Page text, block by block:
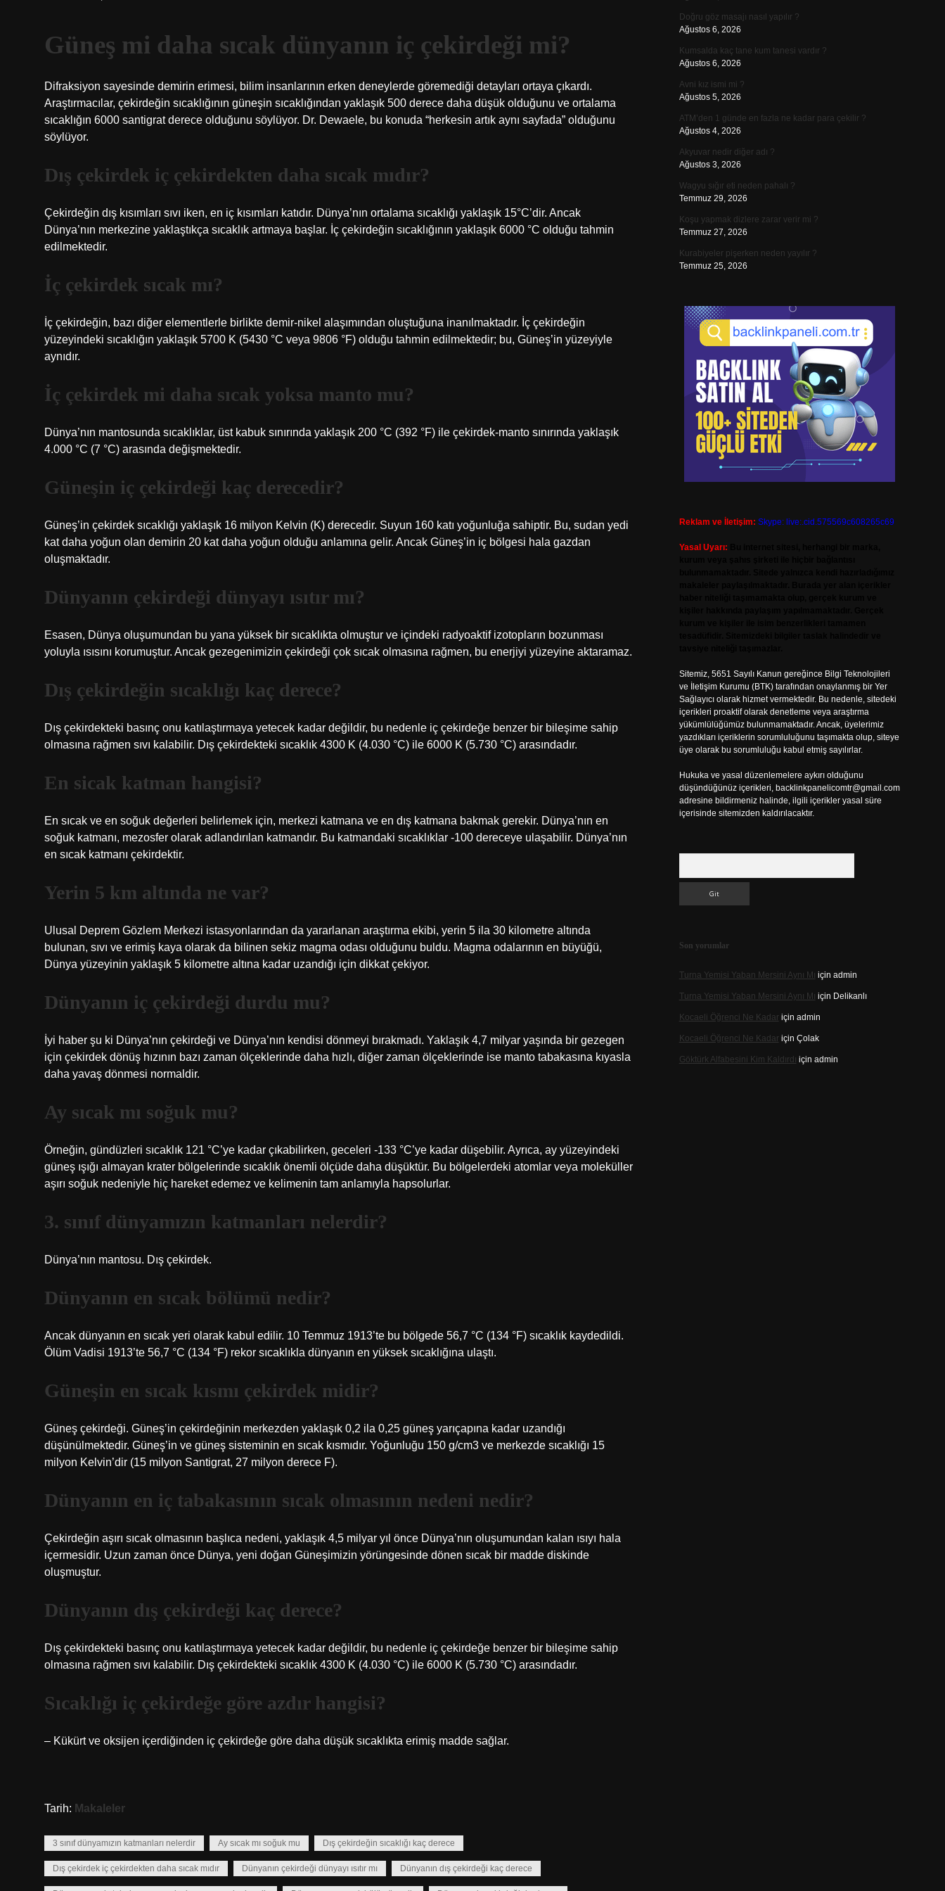
Güneş mi daha sıcak dünyanın iç çekirdeği mi?
Difraksiyon sayesinde demirin erimesi, bilim insanlarının erken deneylerde göremediği detayları ortaya çıkardı.
Araştırmacılar, çekirdeğin sıcaklığının güneşin sıcaklığından yaklaşık 500 derece daha düşük olduğunu ve ortalama
sıcaklığın 6000 santigrat derece olduğunu söylüyor. Dr. Dewaele, bu konuda “herkesin artık aynı sayfada” olduğunu
söylüyor.
Dış çekirdek iç çekirdekten daha sıcak mıdır?
Çekirdeğin dış kısımları sıvı iken, en iç kısımları katıdır. Dünya’nın ortalama sıcaklığı yaklaşık 15°C’dir. Ancak
Dünya’nın merkezine yaklaştıkça sıcaklık artmaya başlar. İç çekirdeğin sıcaklığının yaklaşık 6000 °C olduğu tahmin
edilmektedir.
İç çekirdek sıcak mı?
İç çekirdeğin, bazı diğer elementlerle birlikte demir-nikel alaşımından oluştuğuna inanılmaktadır. İç çekirdeğin
yüzeyindeki sıcaklığın yaklaşık 5700 K (5430 °C veya 9806 °F) olduğu tahmin edilmektedir; bu, Güneş’in yüzeyiyle
aynıdır.
İç çekirdek mi daha sıcak yoksa manto mu?
Dünya’nın mantosunda sıcaklıklar, üst kabuk sınırında yaklaşık 200 °C (392 °F) ile çekirdek-manto sınırında yaklaşık
4.000 °C (7 °C) arasında değişmektedir.
Güneşin iç çekirdeği kaç derecedir?
Güneş’in çekirdek sıcaklığı yaklaşık 16 milyon Kelvin (K) derecedir. Suyun 160 katı yoğunluğa sahiptir. Bu, sudan yedi
kat daha yoğun olan demirin 20 kat daha yoğun olduğu anlamına gelir. Ancak Güneş’in iç bölgesi hala gazdan
oluşmaktadır.
Dünyanın çekirdeği dünyayı ısıtır mı?
Esasen, Dünya oluşumundan bu yana yüksek bir sıcaklıkta olmuştur ve içindeki radyoaktif izotopların bozunması
yoluyla ısısını korumuştur. Ancak gezegenimizin çekirdeği çok sıcak olmasına rağmen, bu enerjiyi yüzeyine aktaramaz.
Dış çekirdeğin sıcaklığı kaç derece?
Dış çekirdekteki basınç onu katılaştırmaya yetecek kadar değildir, bu nedenle iç çekirdeğe benzer bir bileşime sahip
olmasına rağmen sıvı kalabilir. Dış çekirdekteki sıcaklık 4300 K (4.030 °C) ile 6000 K (5.730 °C) arasındadır.
En sicak katman hangisi?
En sıcak ve en soğuk değerleri belirlemek için, merkezi katmana ve en dış katmana bakmak gerekir. Dünya’nın en
soğuk katmanı, mezosfer olarak adlandırılan katmandır. Bu katmandaki sıcaklıklar -100 dereceye ulaşabilir. Dünya’nın
en sıcak katmanı çekirdektir.
Yerin 5 km altında ne var?
Ulusal Deprem Gözlem Merkezi istasyonlarından da yararlanan araştırma ekibi, yerin 5 ila 30 kilometre altında
bulunan, sıvı ve erimiş kaya olarak da bilinen sekiz magma odası olduğunu buldu. Magma odalarının en büyüğü,
Dünya yüzeyinin yaklaşık 5 kilometre altına kadar uzandığı için dikkat çekiyor.
Dünyanın iç çekirdeği durdu mu?
İyi haber şu ki Dünya’nın çekirdeği ve Dünya’nın kendisi dönmeyi bırakmadı. Yaklaşık 4,7 milyar yaşında bir gezegen
için çekirdek dönüş hızının bazı zaman ölçeklerinde daha hızlı, diğer zaman ölçeklerinde ise manto tabakasına kıyasla
daha yavaş dönmesi normaldir.
Ay sıcak mı soğuk mu?
Örneğin, gündüzleri sıcaklık 121 °C’ye kadar çıkabilirken, geceleri -133 °C’ye kadar düşebilir. Ayrıca, ay yüzeyindeki
güneş ışığı almayan krater bölgelerinde sıcaklık önemli ölçüde daha düşüktür. Bu bölgelerdeki atomlar veya moleküller
aşırı soğuk nedeniyle hiç hareket edemez ve kelimenin tam anlamıyla hapsolurlar.
3. sınıf dünyamızın katmanları nelerdir?
Dünya’nın mantosu. Dış çekirdek.
Dünyanın en sıcak bölümü nedir?
Ancak dünyanın en sıcak yeri olarak kabul edilir. 10 Temmuz 1913’te bu bölgede 56,7 °C (134 °F) sıcaklık kaydedildi.
Ölüm Vadisi 1913’te 56,7 °C (134 °F) rekor sıcaklıkla dünyanın en yüksek sıcaklığına ulaştı.
Güneşin en sıcak kısmı çekirdek midir?
Güneş çekirdeği. Güneş’in çekirdeğinin merkezden yaklaşık 0,2 ila 0,25 güneş yarıçapına kadar uzandığı
düşünülmektedir. Güneş’in ve güneş sisteminin en sıcak kısmıdır. Yoğunluğu 150 g/cm3 ve merkezde sıcaklığı 15
milyon Kelvin’dir (15 milyon Santigrat, 27 milyon derece F).
Dünyanın en iç tabakasının sıcak olmasının nedeni nedir?
Çekirdeğin aşırı sıcak olmasının başlıca nedeni, yaklaşık 4,5 milyar yıl önce Dünya’nın oluşumundan kalan ısıyı hala
içermesidir. Uzun zaman önce Dünya, yeni doğan Güneşimizin yörüngesinde dönen sıcak bir madde diskinde
oluşmuştur.
Dünyanın dış çekirdeği kaç derece?
Dış çekirdekteki basınç onu katılaştırmaya yetecek kadar değildir, bu nedenle iç çekirdeğe benzer bir bileşime sahip
olmasına rağmen sıvı kalabilir. Dış çekirdekteki sıcaklık 4300 K (4.030 °C) ile 6000 K (5.730 °C) arasındadır.
Sıcaklığı iç çekirdeğe göre azdır hangisi?
– Kükürt ve oksijen içerdiğinden iç çekirdeğe göre daha düşük sıcaklıkta erimiş madde sağlar.
Tarih: Makaleler
3 sınıf dünyamızın katmanları nelerdir Ay sıcak mı soğuk mu Dış çekirdeğin sıcaklığı kaç derece
Dış çekirdek iç çekirdekten daha sıcak mıdır Dünyanın çekirdeği dünyayı ısıtır mı Dünyanın dış çekirdeği kaç derece
Doğru göz masajı nasıl yapılır ?
Ağustos 6, 2026
Kumsalda kaç tane kum tanesi vardır ?
Ağustos 6, 2026
Avni kız ismi mi ?
Ağustos 5, 2026
ATM’den 1 günde en fazla ne kadar para çekilir ?
Ağustos 4, 2026
Akyuvar nedir diğer adı ?
Ağustos 3, 2026
Wagyu sığır eti neden pahalı ?
Temmuz 29, 2026
Koşu yapmak dizlere zarar verir mi ?
Temmuz 27, 2026
Kurabiyeler pişerken neden yayılır ?
Temmuz 25, 2026
Reklam ve İletişim: Skype: live:.cid.575569c608265c69
Yasal Uyarı:
Sitemiz, 5651 Sayılı Kanun gereğince Bilgi Teknolojileri
ve İletişim Kurumu (BTK) tarafından onaylanmış bir Yer
Sağlayıcı olarak hizmet vermektedir. Bu nedenle, sitedeki
içerikleri proaktif olarak denetleme veya araştırma
yükümlülüğümüz bulunmamaktadır. Ancak, üyelerimiz
yazdıkları içeriklerin sorumluluğunu taşımakta olup, siteye
üye olarak bu sorumluluğu kabul etmiş sayılırlar.
Hukuka ve yasal düzenlemelere aykırı olduğunu
düşündüğünüz içerikleri, backlinkpanelicomtr@gmail.com
adresine bildirmeniz halinde, ilgili içerikler yasal süre
içerisinde sitemizden kaldırılacaktır.
Son yorumlar
Turna Yemisi Yaban Mersini Aynı Mı için admin
Turna Yemisi Yaban Mersini Aynı Mı için Delikanlı
Kocaeli Öğrenci Ne Kadariçin admin
Kocaeli Öğrenci Ne Kadariçin Çolak
Göktürk Alfabesini Kim Kaldırdı için admin